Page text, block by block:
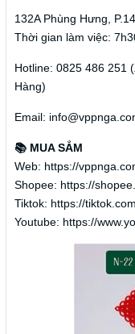
132A Phùng Hưng,
Thời gian làm việc:
Hotline: 0825 486 251
Hàng)
Email:
📚 MUA SẮM
Web: https://
Shopee: https://
Tiktok: https://
Youtube: https://